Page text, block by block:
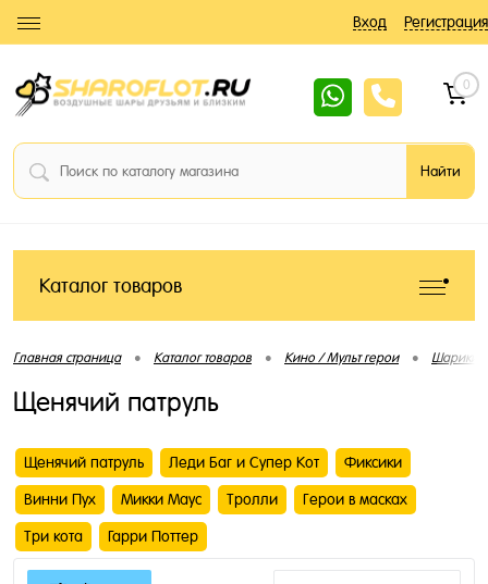
Вход Регистрация
0
Каталог товаров
Главная страница • Каталог товаров • Кино / Мульт герои • Шарики
Щенячий патруль
Щенячий патруль Леди Баг и Супер Кот Фиксики
Винни Пух Микки Маус Тролли Герои в масках
Три кота Гарри Поттер